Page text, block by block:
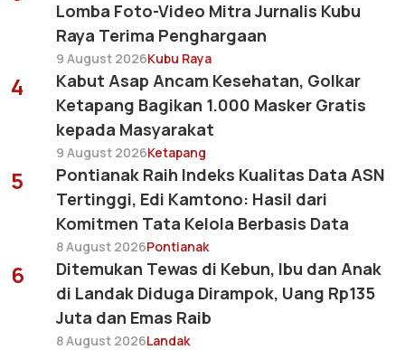
Lomba Foto-Video Mitra Jurnalis Kubu
Raya Terima Penghargaan
9 August 2026Kubu Raya
4
Kabut Asap Ancam Kesehatan, Golkar
Ketapang Bagikan 1.000 Masker Gratis
kepada Masyarakat
9 August 2026Ketapang
5
Pontianak Raih Indeks Kualitas Data ASN
Tertinggi, Edi Kamtono: Hasil dari
Komitmen Tata Kelola Berbasis Data
8 August 2026Pontianak
6
Ditemukan Tewas di Kebun, Ibu dan Anak
di Landak Diduga Dirampok, Uang Rp135
Juta dan Emas Raib
8 August 2026Landak